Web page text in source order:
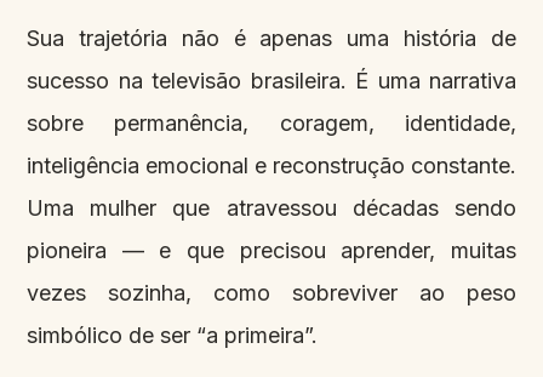
Sua trajetória não é apenas uma história de
sucesso na televisão brasileira. É uma narrativa
sobre permanência, coragem, identidade,
inteligência emocional e reconstrução constante.
Uma mulher que atravessou décadas sendo
pioneira — e que precisou aprender, muitas
vezes sozinha, como sobreviver ao peso
simbólico de ser “a primeira”.